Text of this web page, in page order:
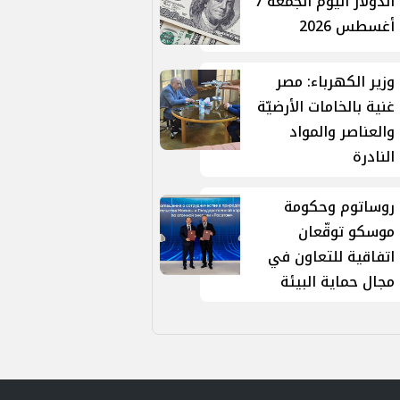
أغسطس 2026
وزير الكهرباء: مصر
غنية بالخامات الأرضيّة
والعناصر والمواد
النادرة
روساتوم وحكومة
موسكو توقّعان
اتفاقية للتعاون في
مجال حماية البيئة